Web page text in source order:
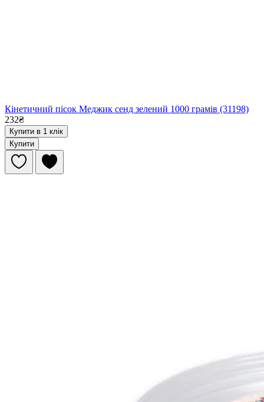
Кінетичний пісок Меджик сенд зелений 1000 грамів (31198)
232₴
Купити в 1 клік
Купити